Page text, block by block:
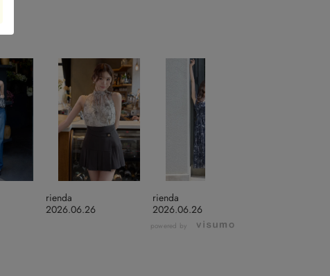
2026.06.26
rienda
2026.06.26
rienda
powered by